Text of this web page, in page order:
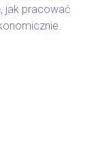
jak pracować